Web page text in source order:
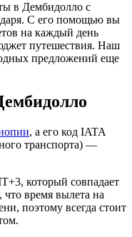
в Дембидолло с
С его помощью вы
на каждый день
путешествия. Наш
предложений еще
, а его код IATA
транспорта) —
который совпадает
время вылета на
поэтому всегда стоит